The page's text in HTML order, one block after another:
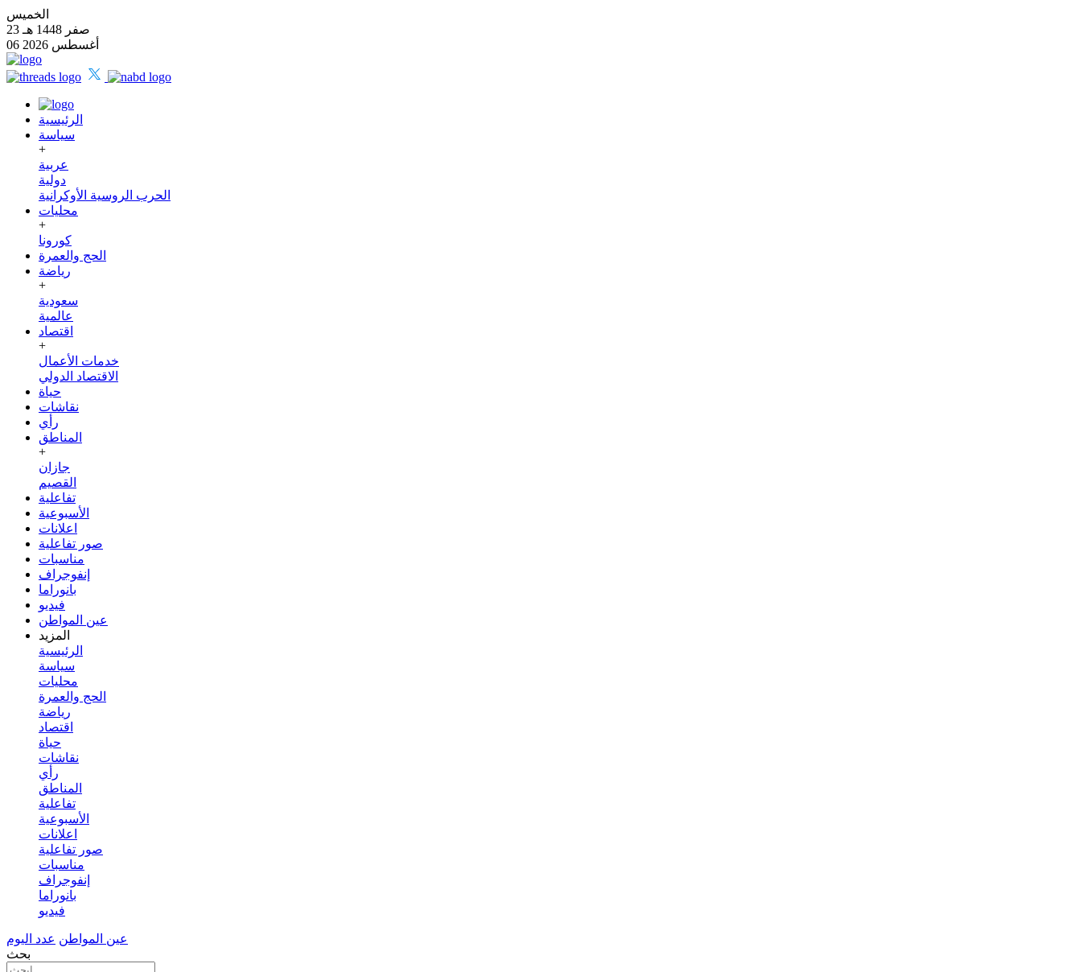
الخميس
23 صفر 1448 هـ
06 أغسطس 2026
الرئيسية
سياسة
+
عربية
دولية
الحرب الروسية الأوكرانية
محليات
+
كورونا
الحج والعمرة
رياضة
+
سعودية
عالمية
اقتصاد
+
خدمات الأعمال
الاقتصاد الدولي
حياة
نقاشات
رأي
المناطق
+
جازان
القصيم
تفاعلية
الأسبوعية
اعلانات
صور تفاعلية
مناسبات
إنفوجراف
بانوراما
فيديو
عين المواطن
المزيد
الرئيسية
سياسة
محليات
الحج والعمرة
رياضة
اقتصاد
حياة
نقاشات
رأي
المناطق
تفاعلية
الأسبوعية
اعلانات
صور تفاعلية
مناسبات
إنفوجراف
بانوراما
فيديو
عين المواطن عدد اليوم
بحث